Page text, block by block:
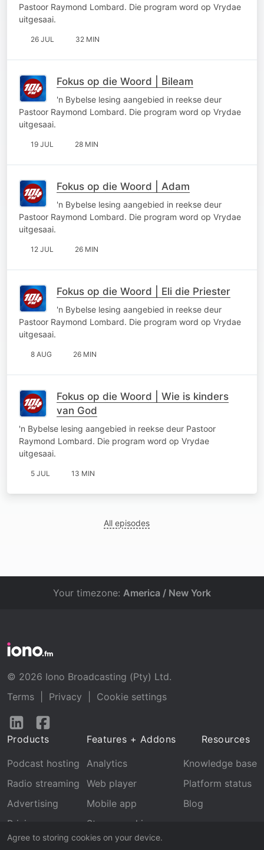
Pastoor Raymond Lombard. Die program word op Vrydae
uitgesaai.
26 JUL 32 MIN
Fokus op die Woord | Bileam
'n Bybelse lesing aangebied in reekse deur
Pastoor Raymond Lombard. Die program word op Vrydae
uitgesaai.
19 JUL 28 MIN
Fokus op die Woord | Adam
'n Bybelse lesing aangebied in reekse deur
Pastoor Raymond Lombard. Die program word op Vrydae
uitgesaai.
12 JUL 26 MIN
Fokus op die Woord | Eli die Priester
'n Bybelse lesing aangebied in reekse deur
Pastoor Raymond Lombard. Die program word op Vrydae
uitgesaai.
8 AUG 26 MIN
Fokus op die Woord | Wie is kinders
van God
'n Bybelse lesing aangebied in reekse deur Pastoor
Raymond Lombard. Die program word op Vrydae
uitgesaai.
5 JUL 13 MIN
All episodes
Agree to storing cookies on your device.
Your timezone: America / New York
© 2026 Iono Broadcasting (Pty) Ltd.
Terms
Privacy
Cookie settings
Follow
LinkedInFacebook
Products
Podcast hosting
Radio streaming
Advertising
Pricing
Features + Addons
Analytics
Web player
Mobile app
Stream archive
Recognition
Resources
Knowledge base
Platform status
Blog